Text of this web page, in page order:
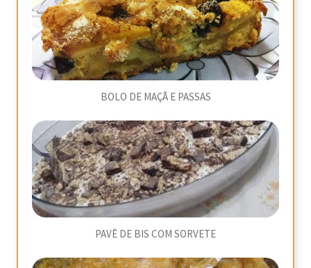
BOLO DE MAÇÃ E PASSAS
PAVÊ DE BIS COM SORVETE